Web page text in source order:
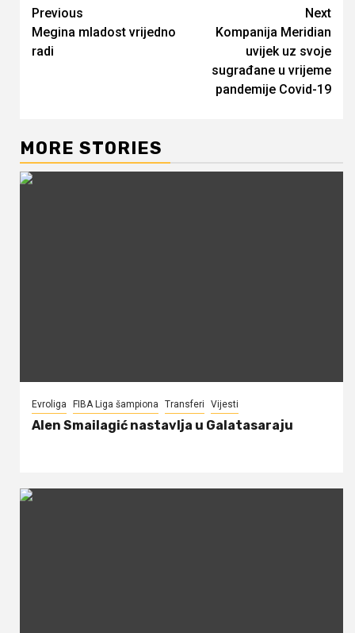
Continue
Reading
Previous
Megina mladost vrijedno
radi
Next
Kompanija Meridian
uvijek uz svoje
sugrađane u vrijeme
pandemije Covid-19
MORE STORIES
Evroliga FIBA Liga šampiona Transferi Vijesti
Alen Smailagić nastavlja u Galatasaraju